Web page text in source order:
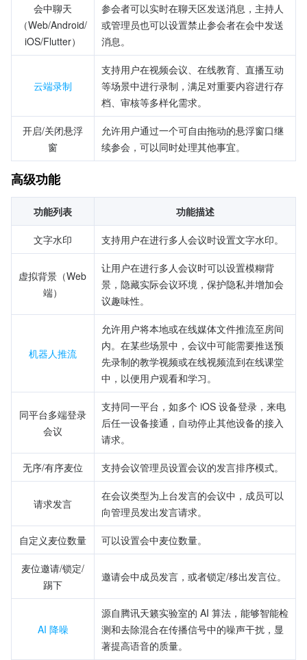
会中聊天
（Web/Android/
iOS/Flutter）
参会者可以实时在聊天区发送消息，主持人
或管理员也可以设置禁止参会者在会中发送
消息。
云端录制
支持用户在视频会议、在线教育、直播互动
等场景中进行录制，满足对重要内容进行存
档、审核等多样化需求。
开启/关闭悬浮
窗
允许用户通过一个可自由拖动的悬浮窗口继
续参会，可以同时处理其他事宜。
高级功能
功能列表 功能描述
文字水印 支持用户在进行多人会议时设置文字水印。
虚拟背景（Web
端）
让用户在进行多人会议时可以设置模糊背
景，隐藏实际会议环境，保护隐私并增加会
议趣味性。
机器人推流
允许用户将本地或在线媒体文件推流至房间
内。在某些场景中，会议中可能需要推送预
先录制的教学视频或在线视频流到在线课堂
中，以便用户观看和学习。
同平台多端登录
会议
支持同一平台，如多个 iOS 设备登录，来电
后任一设备接通，自动停止其他设备的接入
请求。
无序/有序麦位 支持会议管理员设置会议的发言排序模式。
请求发言
在会议类型为上台发言的会议中，成员可以
向管理员发出发言请求。
自定义麦位数量 可以设置会中麦位数量。
麦位邀请/锁定/
踢下
邀请会中成员发言，或者锁定/移出发言位。
AI 降噪
源自腾讯天籁实验室的 AI 算法，能够智能检
测和去除混合在传播信号中的噪声干扰，显
著提高语音的质量。